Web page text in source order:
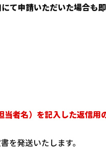
て申請いただいた場合も
当者名）を記入した返信用
を発送いたします。